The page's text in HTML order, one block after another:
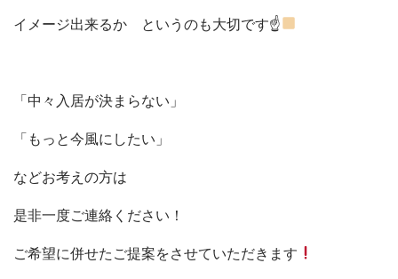
イメージ出来るか というのも大切です☝
「中々入居が決まらない」
「もっと今風にしたい」
などお考えの方は
是非一度ご連絡ください！
ご希望に併せたご提案をさせていただきます